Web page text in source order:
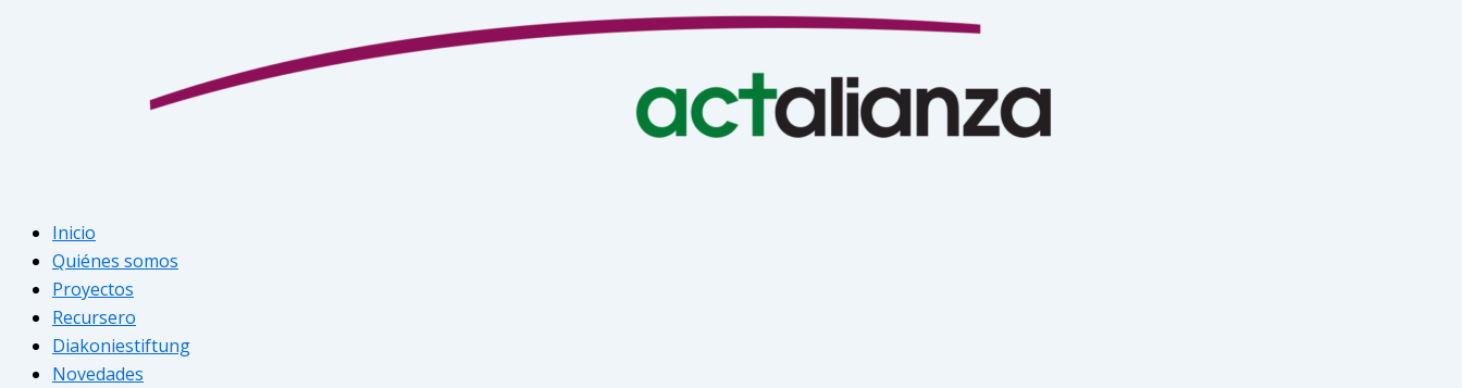
Inicio
Quiénes somos
Proyectos
Recursero
Diakoniestiftung
Novedades